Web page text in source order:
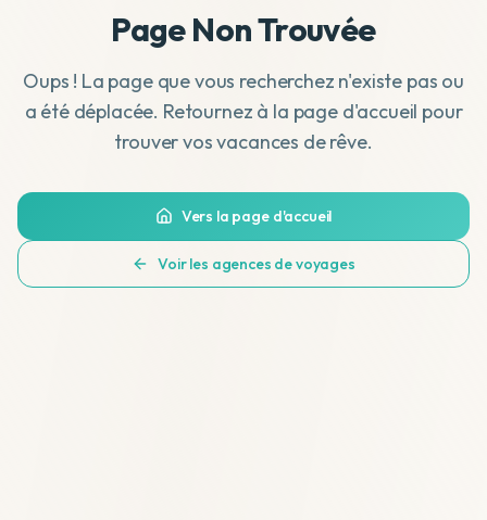
Page Non Trouvée
Oups ! La page que vous recherchez n'existe pas ou
a été déplacée. Retournez à la page d'accueil pour
trouver vos vacances de rêve.
Vers la page d'accueil
Voir les agences de voyages